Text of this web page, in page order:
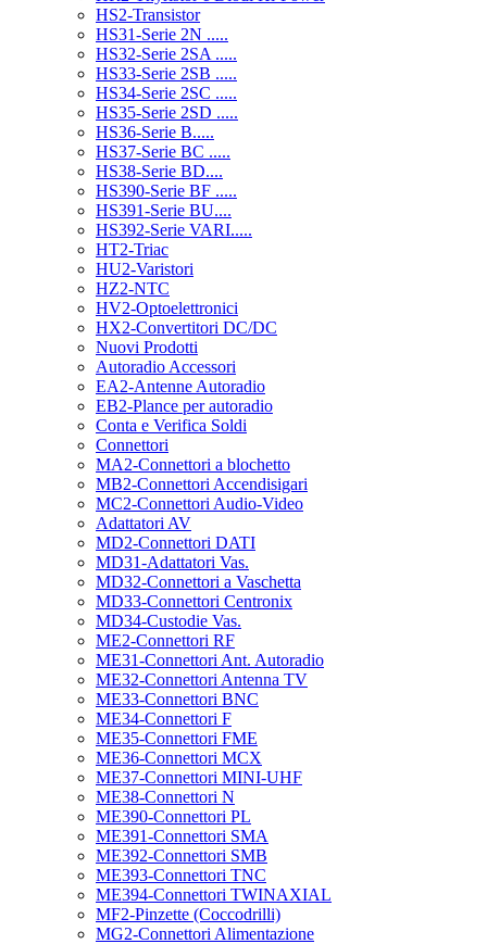
HS2-Transistor
HS31-Serie 2N .....
HS32-Serie 2SA .....
HS33-Serie 2SB .....
HS34-Serie 2SC .....
HS35-Serie 2SD .....
HS36-Serie B.....
HS37-Serie BC .....
HS38-Serie BD....
HS390-Serie BF .....
HS391-Serie BU....
HS392-Serie VARI.....
HT2-Triac
HU2-Varistori
HZ2-NTC
HV2-Optoelettronici
HX2-Convertitori DC/DC
Nuovi Prodotti
Autoradio Accessori
EA2-Antenne Autoradio
EB2-Plance per autoradio
Conta e Verifica Soldi
Connettori
MA2-Connettori a blochetto
MB2-Connettori Accendisigari
MC2-Connettori Audio-Video
Adattatori AV
MD2-Connettori DATI
MD31-Adattatori Vas.
MD32-Connettori a Vaschetta
MD33-Connettori Centronix
MD34-Custodie Vas.
ME2-Connettori RF
ME31-Connettori Ant. Autoradio
ME32-Connettori Antenna TV
ME33-Connettori BNC
ME34-Connettori F
ME35-Connettori FME
ME36-Connettori MCX
ME37-Connettori MINI-UHF
ME38-Connettori N
ME390-Connettori PL
ME391-Connettori SMA
ME392-Connettori SMB
ME393-Connettori TNC
ME394-Connettori TWINAXIAL
MF2-Pinzette (Coccodrilli)
MG2-Connettori Alimentazione